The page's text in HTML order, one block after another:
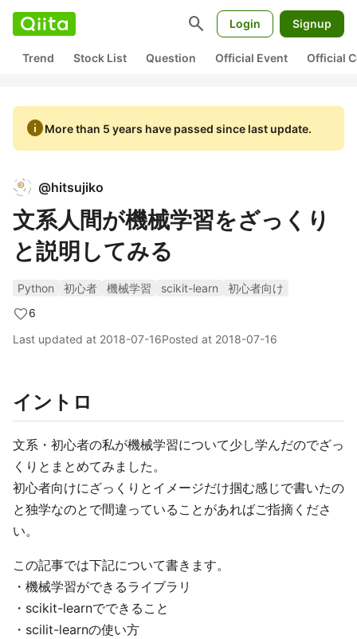
search Login Signup
Trend Stock List Question Official Event Official
infoMore than 5 years have passed since last update.
@hitsujiko
文系人間が機械学習をざっくり
と説明してみる
Python 初心者 機械学習 scikit-learn
初心者向け
6
Last updated at 2018-07-16Posted at 2018-07-16
イントロ
文系・初心者の私が機械学習について少し学んだのでざっ
くりとまとめてみました。
初心者向けにざっくりとイメージだけ掴む感じで書いたの
と独学なのとで間違っていることがあればご指摘くださ
い。
この記事では下記について書きます。
・機械学習ができるライブラリ
・scikit-learnでできること
・scilit-learnの使い方